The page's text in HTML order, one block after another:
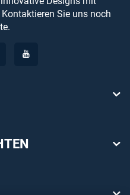
Sie uns noch